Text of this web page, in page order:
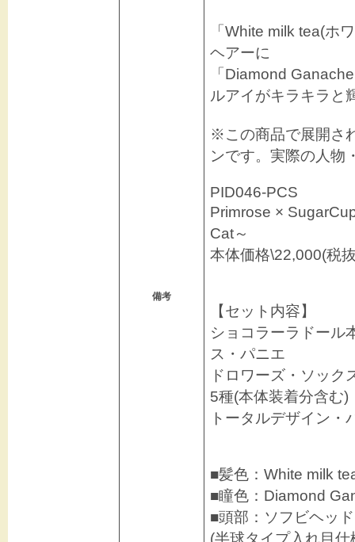
備考
「White milk tea(ホ
ヘアーに
「Diamond
ルアイがキラキラと
※この商品で展開さ
ンです。実際の人物
PID046-PCS
Primrose ×
Cat～
本体価格\22,000(税
【セット内容】
ショコラーラドール
ス・パニエ
ドロワーズ・ソッ
5種(本体装着分含む)
トータルデザイン・
■髪色：White milk
■瞳色：Diamond
■頭部：ソフビヘッ
(半球タイプ入れ目仕